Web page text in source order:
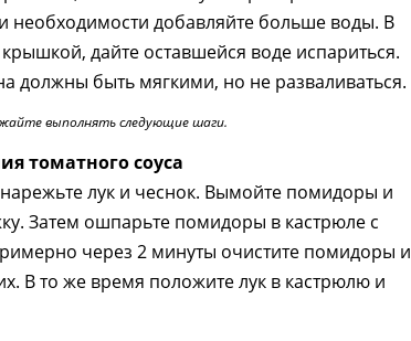
необходимости добавляйте больше воды. В
дайте оставшейся воде испариться.
должны быть мягкими, но не разваливаться.
выполнять следующие шаги.
томатного соуса
лук и чеснок. Вымойте помидоры и
Затем ошпарьте помидоры в кастрюле с
через 2 минуты очистите помидоры и
В то же время положите лук в кастрюлю и